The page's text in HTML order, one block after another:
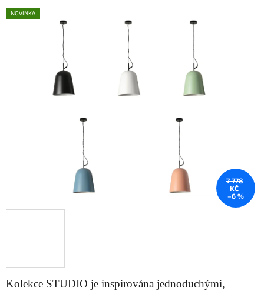
Kolekce STUDIO je inspirována jednoduchými,
produktu
NOVINKA
7 778
KČ
–6 %